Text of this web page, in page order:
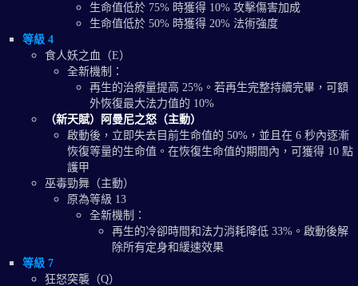
生命值低於 75% 時獲得 10% 攻擊傷害加成
生命值低於 50% 時獲得 20% 法術強度
等級 4
食人妖之血（E）
全新機制：
再生的治療量提高 25%。若再生完整持續完畢，可額
外恢復最大法力值的 10%
（新天賦）阿曼尼之怒（主動）
啟動後，立即失去目前生命值的 50%，並且在 6 秒內逐漸
恢復等量的生命值。在恢復生命值的期間內，可獲得 10 點
護甲
巫毒勁舞（主動）
原為等級 13
全新機制：
再生的冷卻時間和法力消耗降低 33%。啟動後解
除所有定身和緩速效果
等級 7
狂怒突襲（Q）